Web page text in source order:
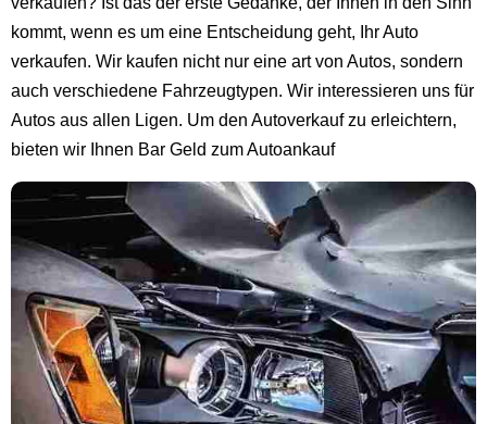
kommt, wenn es um eine Entscheidung geht, Ihr Auto
verkaufen. Wir kaufen nicht nur eine art von Autos, sondern
auch verschiedene Fahrzeugtypen. Wir interessieren uns für
Autos aus allen Ligen. Um den Autoverkauf zu erleichtern,
bieten wir Ihnen Bar Geld zum Autoankauf